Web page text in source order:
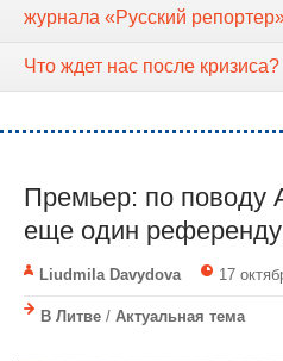
журнала «Русский
Что ждет нас после кризиса?
Премьер: по поводу
еще один
Liudmila Davydova 17
В Литве / Актуальная тема